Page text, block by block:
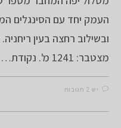
העמק יחד עם הסינגלים
מצטבר: 1241 מ'. נקודת…
יש 2 תגובות